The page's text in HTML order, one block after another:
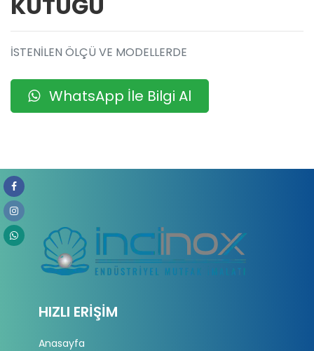
İSTENİLEN ÖLÇÜ VE MODELLERDE
WhatsApp İle Bilgi Al
HIZLI ERIŞIM
Anasayfa